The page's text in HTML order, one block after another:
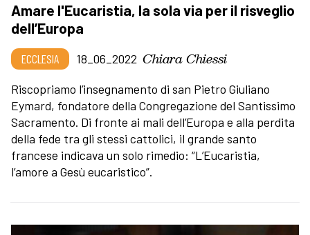
Amare l'Eucaristia, la sola via per il risveglio
dell’Europa
ECCLESIA 18_06_2022 Chiara Chiessi
Riscopriamo l’insegnamento di san Pietro Giuliano
Eymard, fondatore della Congregazione del Santissimo
Sacramento. Di fronte ai mali dell’Europa e alla perdita
della fede tra gli stessi cattolici, il grande santo
francese indicava un solo rimedio: “L’Eucaristia,
l’amore a Gesù eucaristico”.